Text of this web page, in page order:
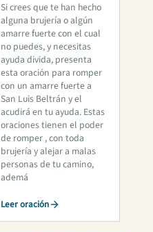
Si crees que te han hecho
alguna brujería o algún
amarre fuerte con el cual
no puedes, y necesitas
ayuda divida, presenta
esta oración para romper
con un amarre fuerte a
San Luis Beltrán y el
acudirá en tu ayuda. Estas
oraciones tienen el poder
de romper , con toda
brujería y alejar a malas
personas de tu camino,
ademá
Leer oración